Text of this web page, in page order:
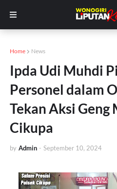
Home News
Ipda Udi Muhdi
Personel dalam
Tekan Aksi Geng
Cikupa
by Admin - September 10, 2024